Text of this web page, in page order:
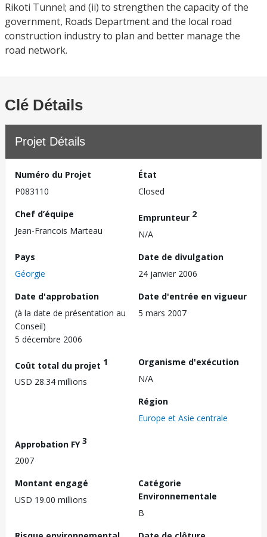
Rikoti Tunnel; and (ii) to strengthen the capacity of the
government, Roads Department and the local road
construction industry to plan and better manage the
road network.
Clé Détails
Projet Détails
Numéro du Projet
P083110
État
Closed
Chef d’équipe
Jean-Francois Marteau
Emprunteur 2
N/A
Pays
Géorgie
Date de divulgation
24 janvier 2006
Date d'approbation
(à la date de présentation au
Conseil)
5 décembre 2006
Date d'entrée en vigueur
5 mars 2007
Coût total du projet 1
USD 28.34 millions
Organisme d'exécution
N/A
Région
Europe et Asie centrale
Approbation FY3
2007
Montant engagé
USD 19.00 millions
Catégorie
Environnementale
B